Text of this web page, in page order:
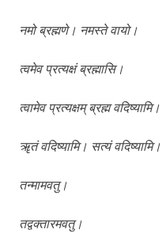
नमो ब्रह्मणे। नमस्ते वायो।
त्वमेव प्रत्यक्षं ब्रह्मासि।
त्वामेव प्रत्यक्षम् ब्रह्म वदिष्यामि।
ॠतं वदिष्यामि। सत्यं वदिष्यामि।
तन्मामवतु।
तद्वक्तारमवतु।